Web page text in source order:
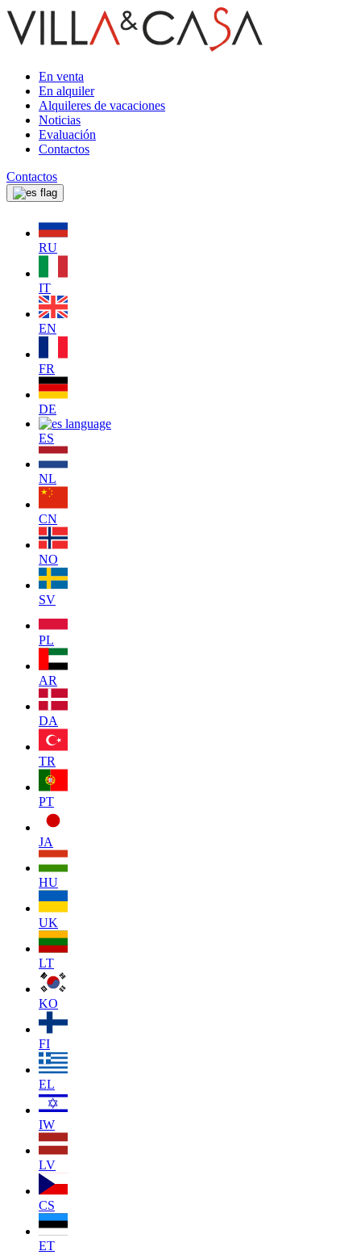
En venta
En alquiler
Alquileres de vacaciones
Noticias
Evaluación
Contactos
Contactos
RU
IT
EN
FR
DE
ES
NL
CN
NO
SV
PL
AR
DA
TR
PT
JA
HU
UK
LT
KO
FI
EL
IW
LV
CS
ET